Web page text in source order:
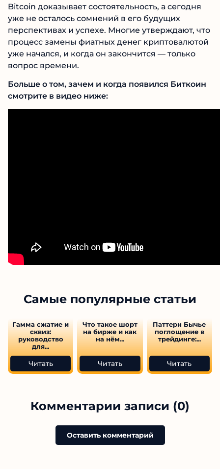
Bitcoin доказывает состоятельность, а сегодня
уже не осталось сомнений в его будущих
перспективах и успехе. Многие утверждают, что
процесс замены фиатных денег криптовалютой
уже начался, и когда он закончится — только
вопрос времени.
Больше о том, зачем и когда появился Биткоин
смотрите в видео ниже:
Самые популярные статьи
Гамма сжатие и
сквиз:
руководство
для...
Читать
Что такое шорт
на бирже и как
на нём...
Читать
Паттерн Бычье
поглощение в
трейдинге:...
Читать
Комментарии записи (0)
Оставить комментарий